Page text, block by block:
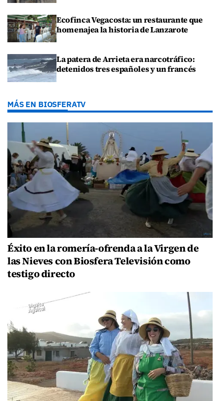
Ecofinca Vegacosta: un restaurante que
homenajea la historia de Lanzarote
La patera de Arrieta era narcotráfico:
detenidos tres españoles y un francés
MÁS EN BIOSFERATV
Éxito en la romería-ofrenda a la Virgen de
las Nieves con Biosfera Televisión como
testigo directo